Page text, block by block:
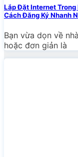
Lắp Đặt Internet Trong
Cách Đăng Ký Nhanh
Bạn vừa dọn về
hoặc đơn giản là